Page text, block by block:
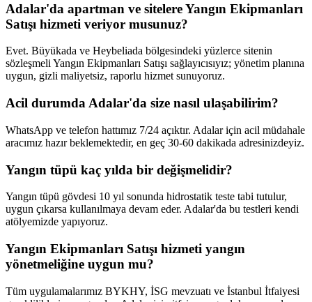
Adalar'da apartman ve sitelere Yangın Ekipmanları
Satışı hizmeti veriyor musunuz?
Evet. Büyükada ve Heybeliada bölgesindeki yüzlerce sitenin
sözleşmeli Yangın Ekipmanları Satışı sağlayıcısıyız; yönetim planına
uygun, gizli maliyetsiz, raporlu hizmet sunuyoruz.
Acil durumda Adalar'da size nasıl ulaşabilirim?
WhatsApp ve telefon hattımız 7/24 açıktır. Adalar için acil müdahale
aracımız hazır beklemektedir, en geç 30-60 dakikada adresinizdeyiz.
Yangın tüpü kaç yılda bir değişmelidir?
Yangın tüpü gövdesi 10 yıl sonunda hidrostatik teste tabi tutulur,
uygun çıkarsa kullanılmaya devam eder. Adalar'da bu testleri kendi
atölyemizde yapıyoruz.
Yangın Ekipmanları Satışı hizmeti yangın
yönetmeliğine uygun mu?
Tüm uygulamalarımız BYKHY, İSG mevzuatı ve İstanbul İtfaiyesi